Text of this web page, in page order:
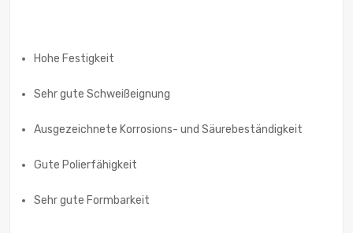
Hohe Festigkeit
Sehr gute Schweißeignung
Ausgezeichnete Korrosions- und Säurebeständigkeit
Gute Polierfähigkeit
Sehr gute Formbarkeit